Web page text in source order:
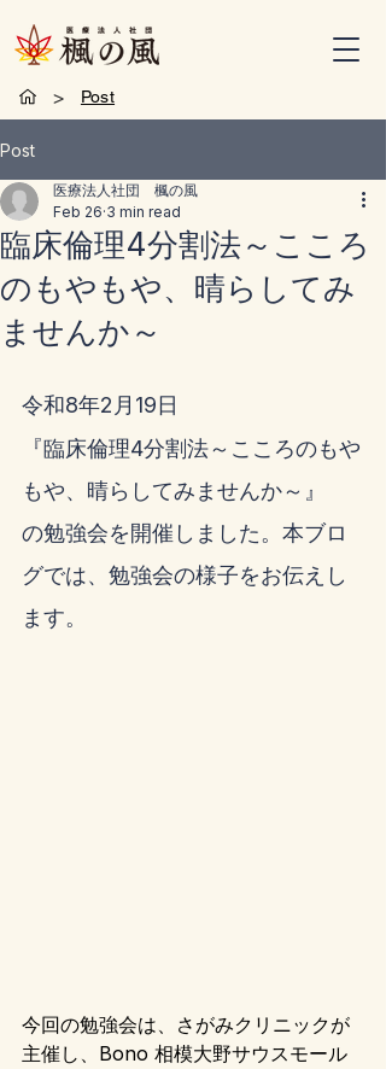
> Post
Post
臨床倫理4分割法～こころ
のもやもや、晴らしてみ
ませんか～
医療法人社団 楓の風
Feb 26 3 min read
令和8年2月19日
『臨床倫理4分割法～こころのもや
もや、晴らしてみませんか～』
の勉強会を開催しました。本ブロ
グでは、勉強会の様子をお伝えし
ます。
今回の勉強会は、さがみクリニックが
主催し、Bono 相模大野サウスモール